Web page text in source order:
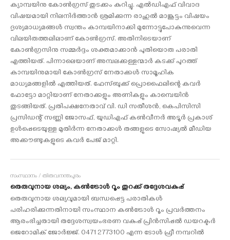
ക്യാമ്പയിനു കോണ്‍ഗ്രസ് തുടക്കം കുറിച്ചു. എല്‍ഡിഎഫ് വിവാദ
വിഷയമായി നിലനിര്‍ത്താന്‍ ശ്രമിക്കുന്ന രാഹുല്‍ മാങ്കൂട്ടം വിഷയം
ദൃശ്യമാധ്യമങ്ങള്‍ സ്വന്തം കാമ്പയിനാക്കി മുന്നോട്ടുപോകുന്നുവെന്ന
വിലയിരുത്തലിലാണ് കോണ്‍ഗ്രസ്. അതിനിടെയാണ്
കോണ്‍ഗ്രസിനു സമ്മര്‍ദ്ദം ശക്തമാക്കാന്‍ പുതിയൊരു പരാതി
എത്തിയത്. പിന്നാലെയാണ് അമ്പലക്കള്ളന്മാര്‍ കടക്ക് പുറത്ത്
കാമ്പയിനുമായി കോണ്‍ഗ്രസ് നേതാക്കള്‍ സാമൂഹിക
മാധ്യമങ്ങളില്‍ എത്തിയത്. ഫേസ്ബുക്ക് പ്രൊഫൈലിന്റെ കവര്‍
ഫോട്ടോ മാറ്റിയാണ് നേതാക്കളും അണികളും കാമ്പെയിന്‍
തുടങ്ങിയത്. പ്രതിപക്ഷനേതാവ് വി. ഡി സതീശന്‍, കെപിസിസി
പ്രസിഡന്റ് സണ്ണി ജോസഫ്, യുഡിഎഫ് കണ്‍വീനര്‍ അടൂര്‍ പ്രകാശ്
ഉള്‍പ്പെടെയുള്ള മുതിര്‍ന്ന നേതാക്കള്‍ തങ്ങളുടെ സോഷ്യല്‍ മീഡിയ
അക്കൗണ്ടുകളുടെ കവര്‍ പേജ് മാറ്റി.
സംസ്ഥാനം / തിരുവനന്തപുരം
തെരുവുനായ ശല്യം, കണ്‍ട്രോള്‍ റൂം തുറക്ക് തദ്ദേശവകുപ്പ്
തെരുവുനായ ശല്യവുമായി ബന്ധപ്പെട്ട പരാതികള്‍
പരിഹരിക്കുന്നതിനായി സംസ്ഥാന കണ്‍ട്രോള്‍ റൂം പ്രവര്‍ത്തനം
ആരംഭിച്ചതായി തദ്ദേശസ്വയംഭരണ വകുപ്പ് പ്രിന്‍സിപ്പല്‍ ഡയറക്ടര്‍
ജെറോമിക് ജോര്‍ജ്ജ്. 0471 2773100 എന്ന ടോള്‍ ഫ്രീ നമ്പറില്‍